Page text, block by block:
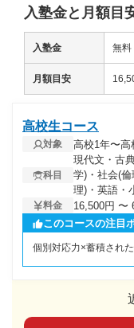
入塾金と月額目
入塾金 無料
月額目安
高校生コース
対象 高校1年〜高
科目
現代文・古
学)・社会(
理)・英語・
料金
16,500円 〜
このコースの注目
個別対応力×蓄積され